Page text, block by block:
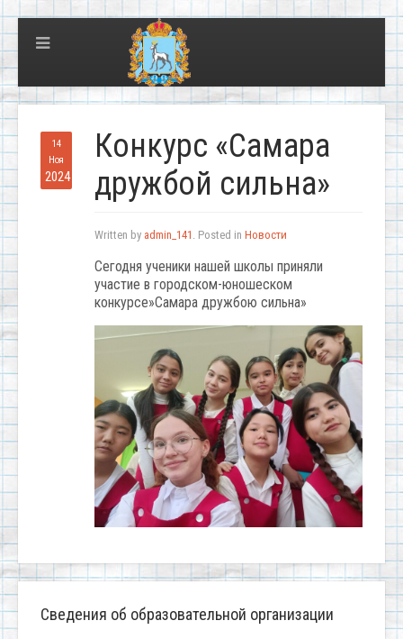
14
Ноя
2024
Конкурс «Самара
дружбой сильна»
Written by admin_141 . Posted in Новости
Сегодня ученики нашей школы приняли
участие в городском-юношеском
конкурсе»Самара дружбою сильна»
Сведения об образовательной организации